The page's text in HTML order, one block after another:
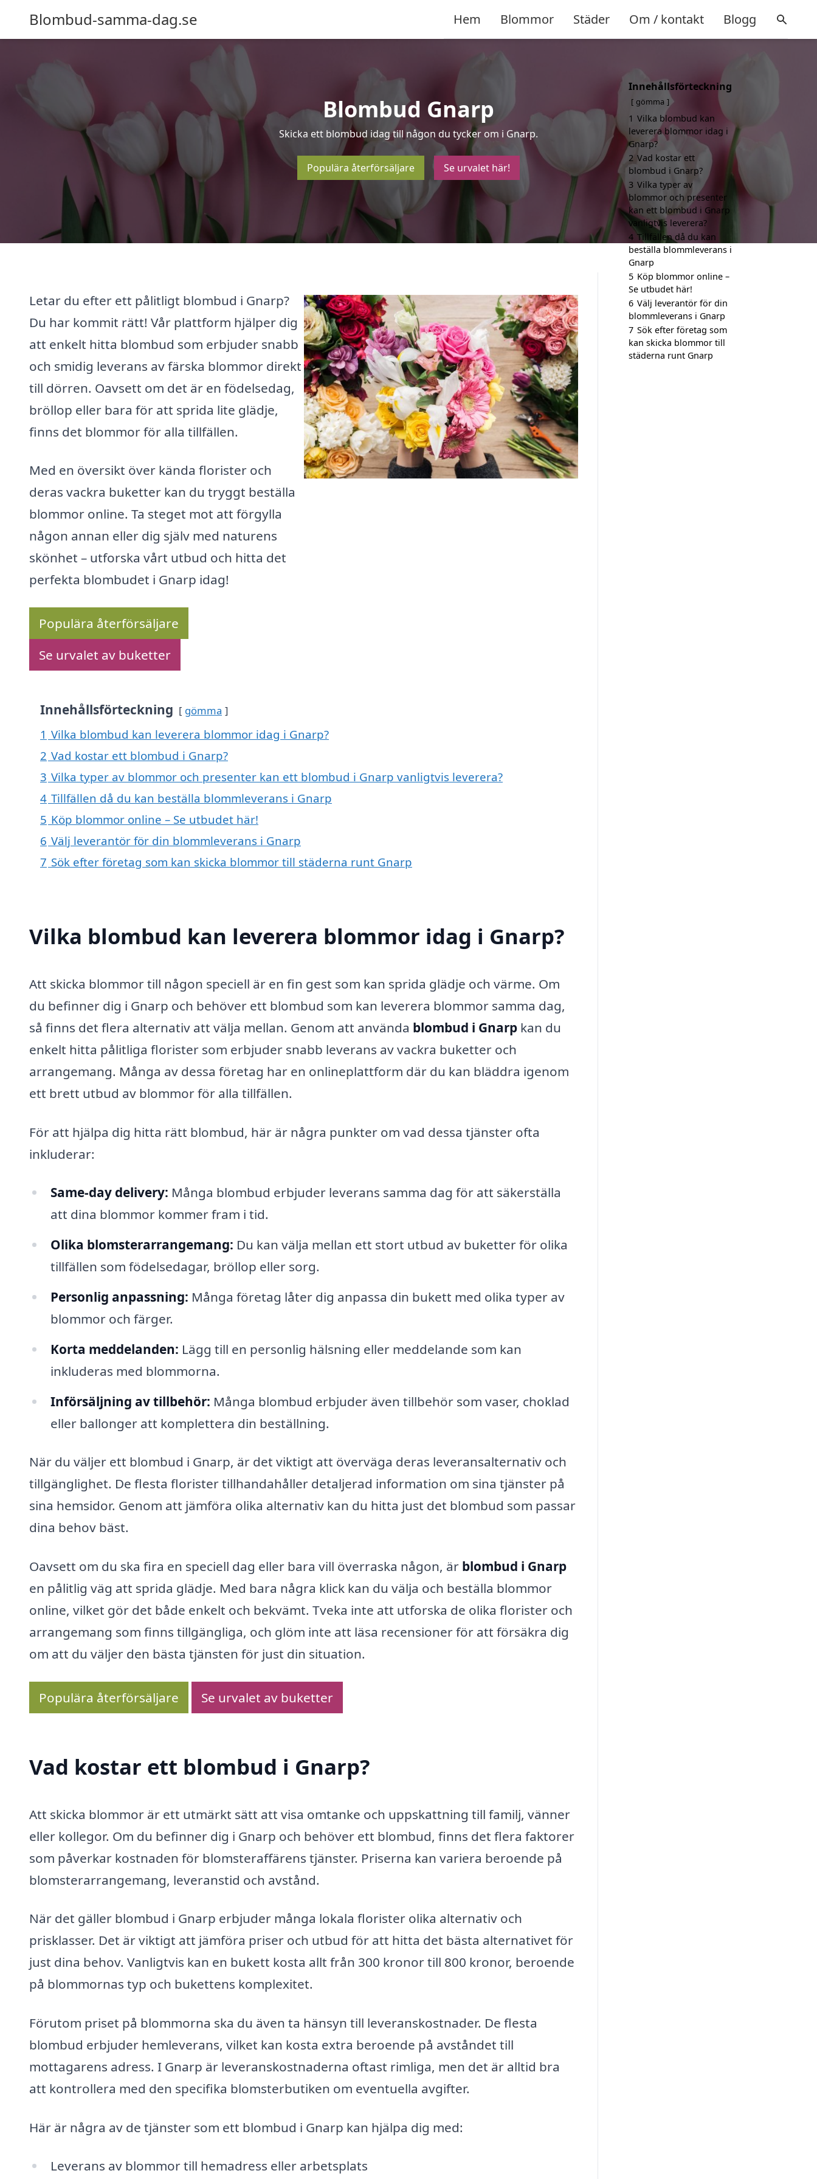
Blombud-samma-dag.se Hem Blommor Städer Om / kontakt Blogg
Blombud Gnarp
Skicka ett blombud idag till någon du tycker om i Gnarp.
Populära återförsäljare Se urvalet här!
Letar du efter ett pålitligt blombud i Gnarp?
Du har kommit rätt! Vår plattform hjälper dig
att enkelt hitta blombud som erbjuder snabb
och smidig leverans av färska blommor direkt
till dörren. Oavsett om det är en födelsedag,
bröllop eller bara för att sprida lite glädje,
finns det blommor för alla tillfällen.
Med en översikt över kända florister och
deras vackra buketter kan du tryggt beställa
blommor online. Ta steget mot att förgylla
någon annan eller dig själv med naturens
skönhet – utforska vårt utbud och hitta det
perfekta blombudet i Gnarp idag!
Populära återförsäljare
Se urvalet av buketter
Innehållsförteckning gömma
1 Vilka blombud kan leverera blommor idag i Gnarp?
2 Vad kostar ett blombud i Gnarp?
3 Vilka typer av blommor och presenter kan ett blombud i Gnarp vanligtvis leverera?
4 Tillfällen då du kan beställa blommleverans i Gnarp
5 Köp blommor online – Se utbudet här!
6 Välj leverantör för din blommleverans i Gnarp
7 Sök efter företag som kan skicka blommor till städerna runt Gnarp
Vilka blombud kan leverera blommor idag i Gnarp?
Att skicka blommor till någon speciell är en fin gest som kan sprida glädje och värme. Om
du befinner dig i Gnarp och behöver ett blombud som kan leverera blommor samma dag,
så finns det flera alternativ att välja mellan. Genom att använda blombud i Gnarp kan du
enkelt hitta pålitliga florister som erbjuder snabb leverans av vackra buketter och
arrangemang. Många av dessa företag har en onlineplattform där du kan bläddra igenom
ett brett utbud av blommor för alla tillfällen.
För att hjälpa dig hitta rätt blombud, här är några punkter om vad dessa tjänster ofta
inkluderar:
Same-day delivery: Många blombud erbjuder leverans samma dag för att säkerställa
att dina blommor kommer fram i tid.
Olika blomsterarrangemang: Du kan välja mellan ett stort utbud av buketter för olika
tillfällen som födelsedagar, bröllop eller sorg.
Personlig anpassning: Många företag låter dig anpassa din bukett med olika typer av
blommor och färger.
Korta meddelanden: Lägg till en personlig hälsning eller meddelande som kan
inkluderas med blommorna.
Införsäljning av tillbehör: Många blombud erbjuder även tillbehör som vaser, choklad
eller ballonger att komplettera din beställning.
När du väljer ett blombud i Gnarp, är det viktigt att överväga deras leveransalternativ och
tillgänglighet. De flesta florister tillhandahåller detaljerad information om sina tjänster på
sina hemsidor. Genom att jämföra olika alternativ kan du hitta just det blombud som passar
dina behov bäst.
Oavsett om du ska fira en speciell dag eller bara vill överraska någon, är blombud i Gnarp
en pålitlig väg att sprida glädje. Med bara några klick kan du välja och beställa blommor
online, vilket gör det både enkelt och bekvämt. Tveka inte att utforska de olika florister och
arrangemang som finns tillgängliga, och glöm inte att läsa recensioner för att försäkra dig
om att du väljer den bästa tjänsten för just din situation.
Populära återförsäljare Se urvalet av buketter
Vad kostar ett blombud i Gnarp?
Att skicka blommor är ett utmärkt sätt att visa omtanke och uppskattning till familj, vänner
eller kollegor. Om du befinner dig i Gnarp och behöver ett blombud, finns det flera faktorer
som påverkar kostnaden för blomsteraffärens tjänster. Priserna kan variera beroende på
blomsterarrangemang, leveranstid och avstånd.
När det gäller blombud i Gnarp erbjuder många lokala florister olika alternativ och
prisklasser. Det är viktigt att jämföra priser och utbud för att hitta det bästa alternativet för
just dina behov. Vanligtvis kan en bukett kosta allt från 300 kronor till 800 kronor, beroende
på blommornas typ och bukettens komplexitet.
Förutom priset på blommorna ska du även ta hänsyn till leveranskostnader. De flesta
blombud erbjuder hemleverans, vilket kan kosta extra beroende på avståndet till
mottagarens adress. I Gnarp är leveranskostnaderna oftast rimliga, men det är alltid bra
att kontrollera med den specifika blomsterbutiken om eventuella avgifter.
Här är några av de tjänster som ett blombud i Gnarp kan hjälpa dig med:
Leverans av blommor till hemadress eller arbetsplats
Innehållsförteckning
gömma
1 Vilka blombud kan
leverera blommor idag i
Gnarp?
2 Vad kostar ett
blombud i Gnarp?
3 Vilka typer av
blommor och presenter
kan ett blombud i Gnarp
vanligtvis leverera?
4 Tillfällen då du kan
beställa blommleverans i
Gnarp
5 Köp blommor online –
Se utbudet här!
6 Välj leverantör för din
blommleverans i Gnarp
7 Sök efter företag som
kan skicka blommor till
städerna runt Gnarp